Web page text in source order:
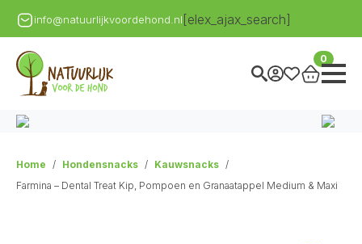
info@natuurlijkvoordehond.nl [elex_ajax_search]
0
Home Hondensnacks
Kauwsnacks
Farmina – Dental Treat Kip, Pompoen en Granaatappel Medium & Maxi